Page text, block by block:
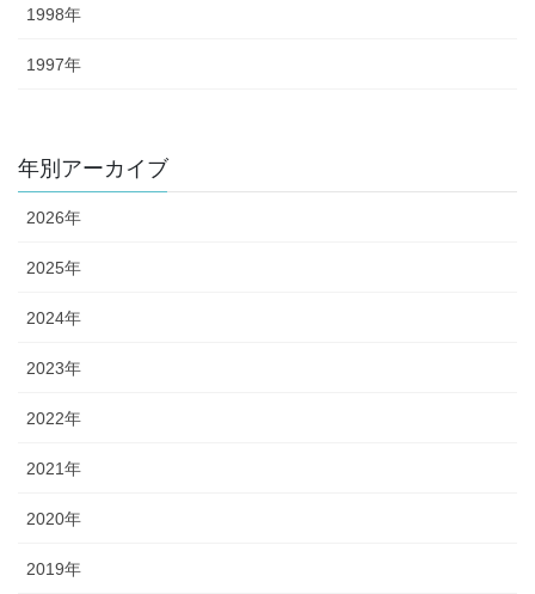
1998年
1997年
年別アーカイブ
2026年
2025年
2024年
2023年
2022年
2021年
2020年
2019年